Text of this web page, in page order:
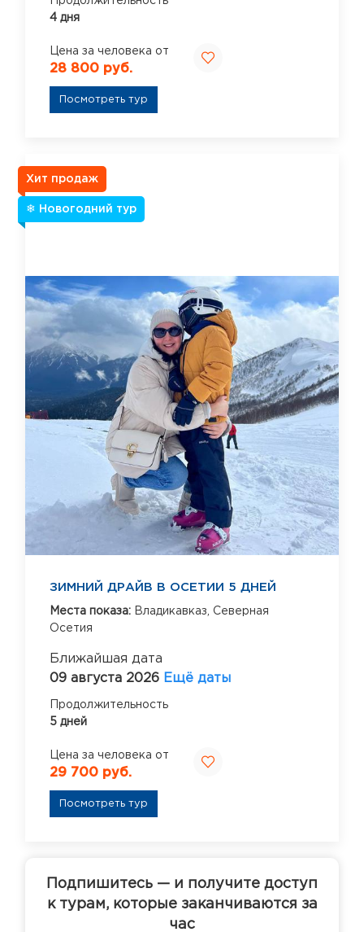
4 дня
Цена за человека от
28 800 руб.
Посмотреть тур
Хит продаж
❄ Новогодний тур
ЗИМНИЙ ДРАЙВ В ОСЕТИИ 5 ДНЕЙ
Места показа: Владикавказ, Северная
Осетия
Ближайшая дата
09 августа 2026 Ещё даты
Продолжительность
5 дней
Цена за человека от
29 700 руб.
Посмотреть тур
Подпишитесь — и получите доступ
к турам, которые заканчиваются за
час